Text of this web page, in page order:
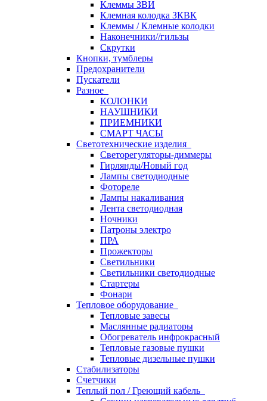
Клеммы ЗВИ
Клемная колодка ЗКВК
Клеммы / Клемные колодки
Наконечники//гильзы
Скрутки
Кнопки, тумблеры
Предохранители
Пускатели
Разное
КОЛОНКИ
НАУШНИКИ
ПРИЕМНИКИ
СМАРТ ЧАСЫ
Светотехнические изделия
Светорегуляторы-диммеры
Гирлянды/Новый год
Лампы светодиодные
Фотореле
Лампы накаливания
Лента светодиодная
Ночники
Патроны электро
ПРА
Прожекторы
Светильники
Светильники светодиодные
Стартеры
Фонари
Тепловое оборудование
Тепловые завесы
Маслянные радиаторы
Обогреватель инфрокрасный
Тепловые газовые пушки
Тепловые дизельные пушки
Стабилизаторы
Счетчики
Теплый пол / Греющий кабель